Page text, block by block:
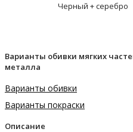
Черный + серебро
Варианты обивки мягких
металла
Варианты обивки
Варианты покраски
Описание